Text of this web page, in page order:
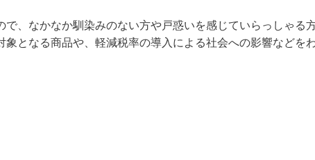
で、なかなか馴染みのない方や戸惑いを感じていらっしゃる
象となる商品や、軽減税率の導入による社会への影響などを